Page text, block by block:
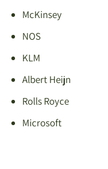
McKinsey
NOS
KLM
Albert Heijn
Rolls Royce
Microsoft